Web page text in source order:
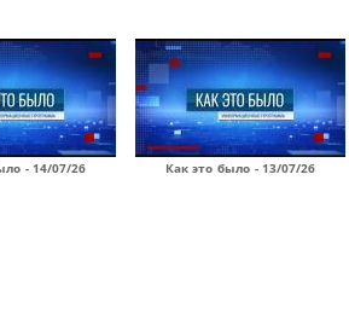
- 14/07/26 Как это было - 13/07/26